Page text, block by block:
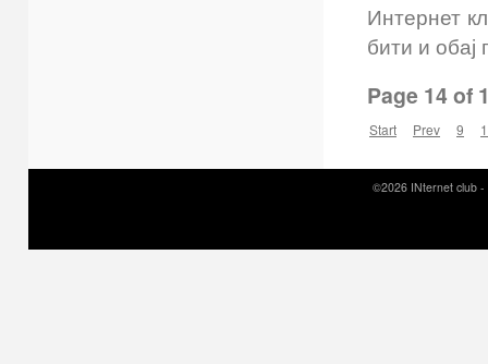
Интернет
бити и обај
Page 14 of
Start Prev 9
©2026 INternet club